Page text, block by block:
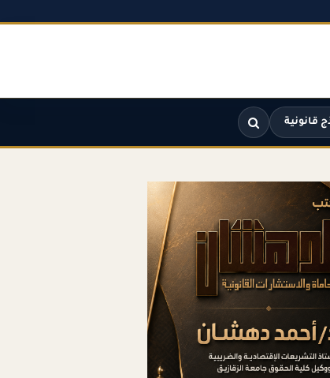
قانونية